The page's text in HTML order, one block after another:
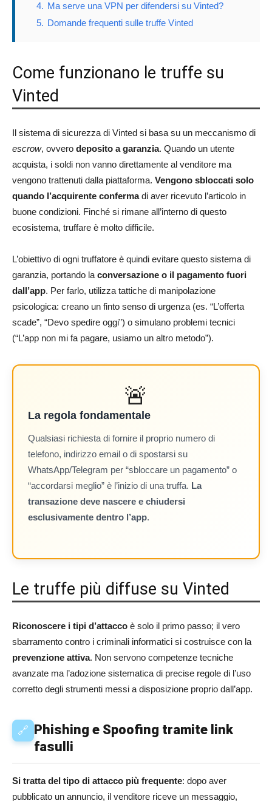
4. Ma serve una VPN per difendersi su Vinted?
5. Domande frequenti sulle truffe Vinted
Come funzionano le truffe su
Vinted
Il sistema di sicurezza di Vinted si basa su un meccanismo di
escrow, ovvero deposito a garanzia. Quando un utente
acquista, i soldi non vanno direttamente al venditore ma
vengono trattenuti dalla piattaforma. Vengono sbloccati solo
quando l’acquirente confermadi aver ricevuto l’articolo in
buone condizioni. Finché si rimane all’interno di questo
ecosistema, truffare è molto difficile.
L’obiettivo di ogni truffatore è quindi evitare questo sistema di
garanzia, portando la conversazione o il pagamento fuori
dall’app. Per farlo, utilizza tattiche di manipolazione
psicologica: creano un finto senso di urgenza (es. “L’offerta
scade”, “Devo spedire oggi”) o simulano problemi tecnici
(“L’app non mi fa pagare, usiamo un altro metodo”).
🚨
La regola fondamentale
Qualsiasi richiesta di fornire il proprio numero di
telefono, indirizzo email o di spostarsi su
WhatsApp/Telegram per “sbloccare un pagamento” o
“accordarsi meglio” è l’inizio di una truffa. La
transazione deve nascere e chiudersi
esclusivamente dentro l’app.
Le truffe più diffuse su Vinted
Riconoscere i tipi d’attacco è solo il primo passo; il vero
sbarramento contro i criminali informatici si costruisce con la
prevenzione attiva. Non servono competenze tecniche
avanzate ma l’adozione sistematica di precise regole di l’uso
corretto degli strumenti messi a disposizione proprio dall’app.
🔗 Phishing e Spoofing tramite link
fasulli
Si tratta del tipo di attacco più frequente: dopo aver
pubblicato un annuncio, il venditore riceve un messaggio,